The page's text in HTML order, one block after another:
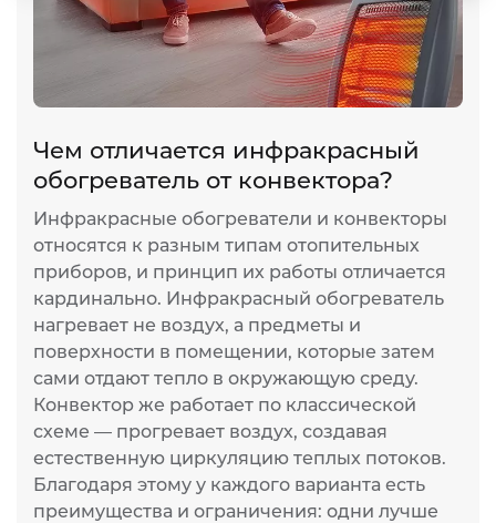
слайд
Чем отличается инфракрасный
обогреватель от конвектора?
Инфракрасные обогреватели и конвекторы
относятся к разным типам отопительных
приборов, и принцип их работы отличается
кардинально. Инфракрасный обогреватель
нагревает не воздух, а предметы и
поверхности в помещении, которые затем
сами отдают тепло в окружающую среду.
Конвектор же работает по классической
схеме — прогревает воздух, создавая
естественную циркуляцию теплых потоков.
Благодаря этому у каждого варианта есть
преимущества и ограничения: одни лучше